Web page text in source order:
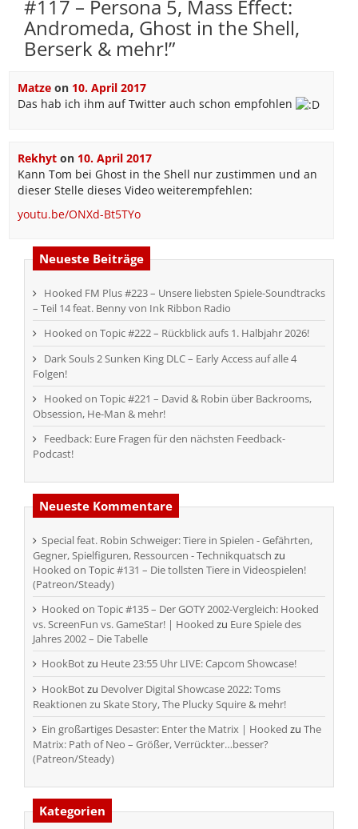
#117 – Persona 5, Mass Effect:
Andromeda, Ghost in the Shell,
Berserk & mehr!”
Matzeon 10. April 2017
Das hab ich ihm auf Twitter auch schon empfohlen
Rekhyton 10. April 2017
Kann Tom bei Ghost in the Shell nur zustimmen und an
dieser Stelle dieses Video weiterempfehlen:
youtu.be/ONXd-Bt5TYo
Neueste Beiträge
Hooked FM Plus #223 – Unsere liebsten Spiele-Soundtracks
– Teil 14 feat. Benny von Ink Ribbon Radio
Hooked on Topic #222 – Rückblick aufs 1. Halbjahr 2026!
Dark Souls 2 Sunken King DLC – Early Access auf alle 4
Folgen!
Hooked on Topic #221 – David & Robin über Backrooms,
Obsession, He-Man & mehr!
Feedback: Eure Fragen für den nächsten Feedback-
Podcast!
Neueste Kommentare
Special feat. Robin Schweiger: Tiere in Spielen - Gefährten,
Gegner, Spielfiguren, Ressourcen - Technikquatsch zu
Hooked on Topic #131 – Die tollsten Tiere in Videospielen!
(Patreon/Steady)
Hooked on Topic #135 – Der GOTY 2002-Vergleich: Hooked
vs. ScreenFun vs. GameStar! | Hooked zu Eure Spiele des
Jahres 2002 – Die Tabelle
HookBotzu Heute 23:55 Uhr LIVE: Capcom Showcase!
HookBotzu Devolver Digital Showcase 2022: Toms
Reaktionen zu Skate Story, The Plucky Squire & mehr!
Ein großartiges Desaster: Enter the Matrix | Hooked zu The
Matrix: Path of Neo – Größer, Verrückter…besser?
(Patreon/Steady)
Kategorien